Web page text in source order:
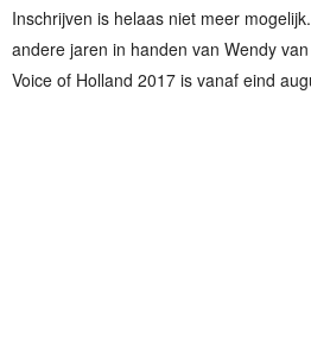
Inschrijven is helaas niet meer
andere jaren in handen van Wendy
Voice of Holland 2017 is vanaf eind